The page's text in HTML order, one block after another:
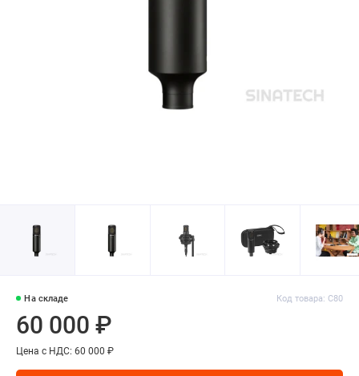
На складе Код товара: C80
60 000 ₽
Цена с НДС: 60 000 ₽